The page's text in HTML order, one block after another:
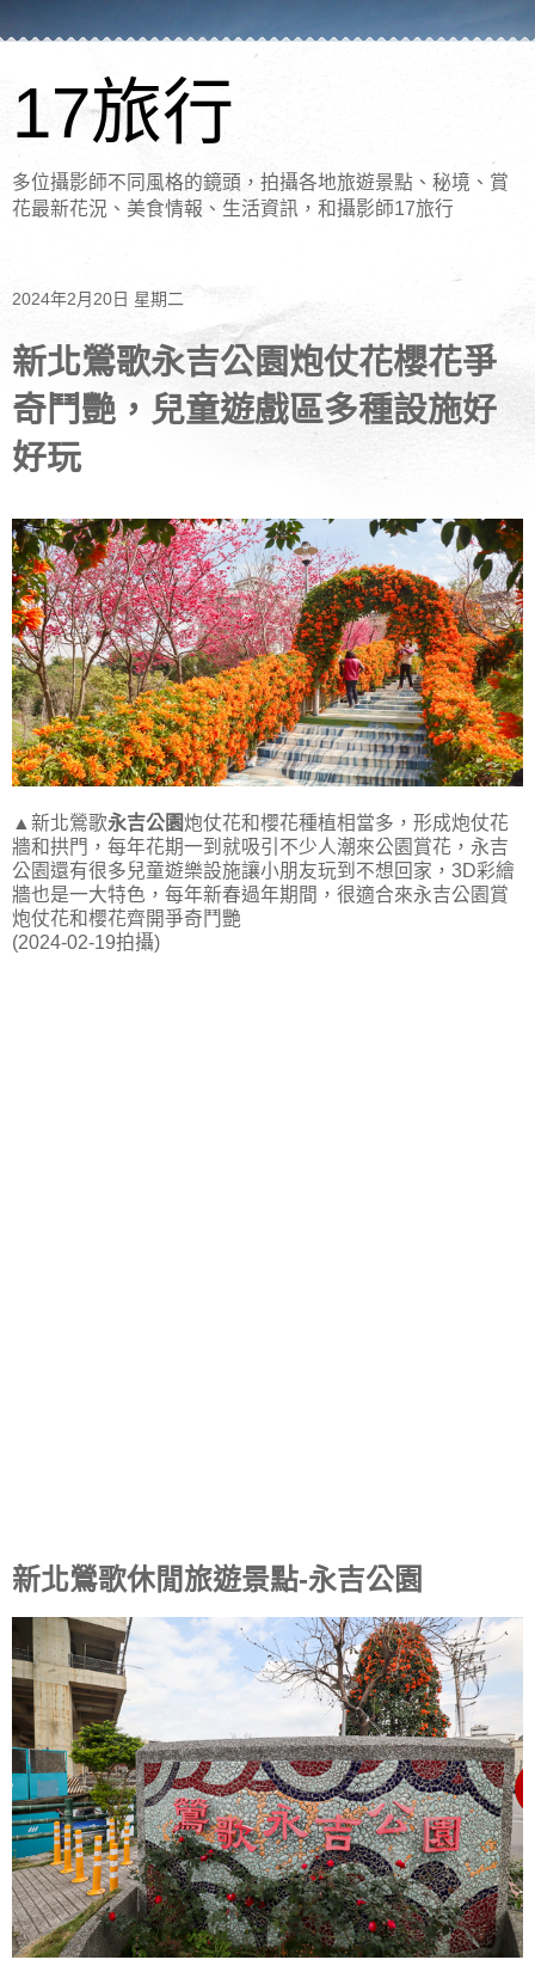
17旅行
多位攝影師不同風格的鏡頭，拍攝各地旅遊景點、秘境、賞
花最新花況、美食情報、生活資訊，和攝影師17旅行
2024年2月20日 星期二
新北鶯歌永吉公園炮仗花櫻花爭
奇鬥艷，兒童遊戲區多種設施好
好玩
▲新北鶯歌永吉公園炮仗花和櫻花種植相當多，形成炮仗花
牆和拱門，每年花期一到就吸引不少人潮來公園賞花，永吉
公園還有很多兒童遊樂設施讓小朋友玩到不想回家，3D彩繪
牆也是一大特色，每年新春過年期間，很適合來永吉公園賞
炮仗花和櫻花齊開爭奇鬥艷
(2024-02-19拍攝)
新北鶯歌休閒旅遊景點-永吉公園